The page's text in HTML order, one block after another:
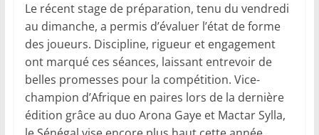
Le récent stage de préparation, tenu du vendredi
au dimanche, a permis d’évaluer l’état de forme
des joueurs. Discipline, rigueur et engagement
ont marqué ces séances, laissant entrevoir de
belles promesses pour la compétition. Vice-
champion d’Afrique en paires lors de la dernière
édition grâce au duo Arona Gaye et Mactar Sylla,